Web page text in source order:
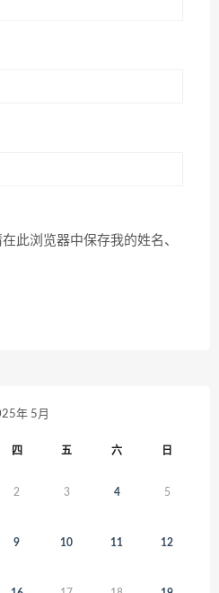
此浏览器中保存我的姓名、
年 5月
四 五 六 日
2 3 4 5
9 10 11 12